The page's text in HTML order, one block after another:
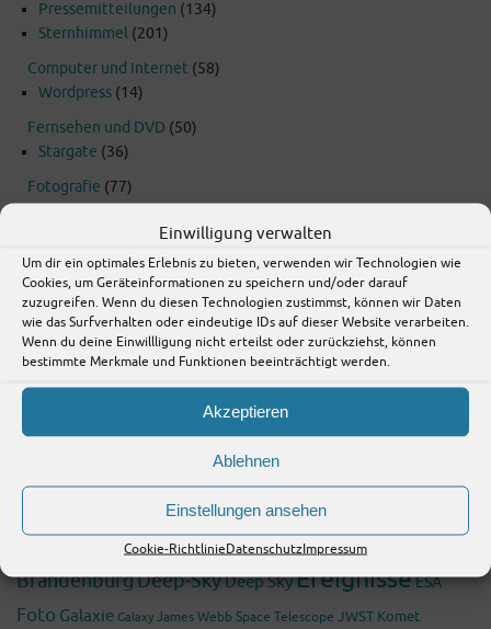
Einwilligung verwalten
Um dir ein optimales Erlebnis zu bieten, verwenden wir Technologien wie
Cookies, um Geräteinformationen zu speichern und/oder darauf
zuzugreifen. Wenn du diesen Technologien zustimmst, können wir Daten
wie das Surfverhalten oder eindeutige IDs auf dieser Website verarbeiten.
Wenn du deine Einwillligung nicht erteilst oder zurückziehst, können
bestimmte Merkmale und Funktionen beeinträchtigt werden.
Akzeptieren
Ablehnen
Einstellungen ansehen
Cookie-RichtlinieDatenschutzImpressum
Pressemitteilungen (134)
Sternhimmel (201)
Computer und Internet (58)
Wordpress (14)
Fernsehen und DVD (50)
Stargate (36)
Fotografie (77)
(112)
Raumfahrt(18)
Urlaub (20)
Wissenschaft(199)
Fossilien(8)
Schlagwörter
2008 200920102011 2021 2022 202420252026Asteroiden
AstronomieBeobachtungBericht Blog
BrandenburgDeep-SkyDeep SkyEreignisseESA
Foto Galaxie Galaxy James Webb Space Telescope JWST Komet